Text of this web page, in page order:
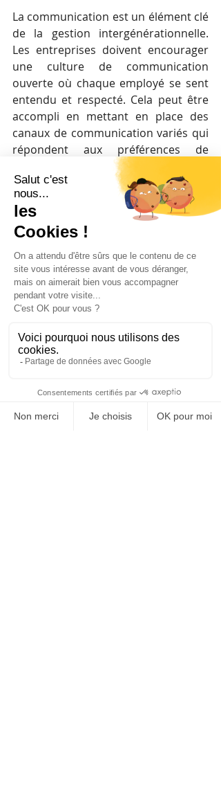
La communication est un élément clé
de la gestion intergénérationnelle.
Les entreprises doivent encourager
une culture de communication
ouverte où chaque employé se sent
entendu et respecté. Cela peut être
accompli en mettant en place des
canaux de communication variés qui
répondent aux préférences de
chaque génération. Par exemple,
organiser des réunions en personne
pour les Baby Boomers et la
Génération X, tout en utilisant des
plateformes de messagerie
instantanée et de collaboration en
ligne pour les Millennials et la
Génération Z. La formation à la
communication interpersonnelle
peut également aider à surmonter
les barrières générationnelles et à
prévenir les malentendus.
formation croisée sont des outils
puissants pour le transfert de